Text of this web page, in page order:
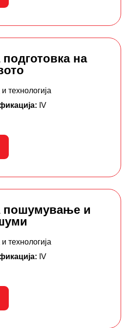
на
технологија
IV
пошумување и
технологија
IV